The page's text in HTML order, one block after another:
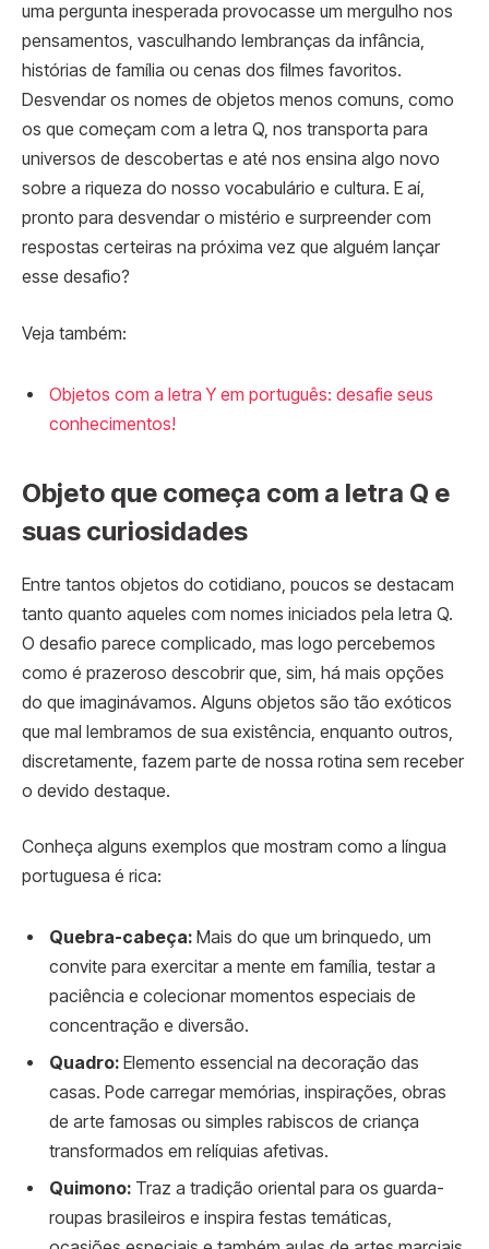
uma pergunta inesperada provocasse um mergulho nos
pensamentos, vasculhando lembranças da infância,
histórias de família ou cenas dos filmes favoritos.
Desvendar os nomes de objetos menos comuns, como
os que começam com a letra Q, nos transporta para
universos de descobertas e até nos ensina algo novo
sobre a riqueza do nosso vocabulário e cultura. E aí,
pronto para desvendar o mistério e surpreender com
respostas certeiras na próxima vez que alguém lançar
esse desafio?
Veja também:
Objetos com a letra Y em português: desafie seus
conhecimentos!
Objeto que começa com a letra Q e
suas curiosidades
Entre tantos objetos do cotidiano, poucos se destacam
tanto quanto aqueles com nomes iniciados pela letra Q.
O desafio parece complicado, mas logo percebemos
como é prazeroso descobrir que, sim, há mais opções
do que imaginávamos. Alguns objetos são tão exóticos
que mal lembramos de sua existência, enquanto outros,
discretamente, fazem parte de nossa rotina sem receber
o devido destaque.
Conheça alguns exemplos que mostram como a língua
portuguesa é rica:
Quebra-cabeça: Mais do que um brinquedo, um
convite para exercitar a mente em família, testar a
paciência e colecionar momentos especiais de
concentração e diversão.
Quadro: Elemento essencial na decoração das
casas. Pode carregar memórias, inspirações, obras
de arte famosas ou simples rabiscos de criança
transformados em relíquias afetivas.
Quimono: Traz a tradição oriental para os guarda-
roupas brasileiros e inspira festas temáticas,